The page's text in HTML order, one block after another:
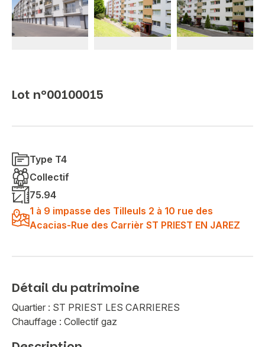
Lot n°00100015
Type T4
Collectif
75.94
1 à 9 impasse des Tilleuls 2 à 10 rue des
Acacias-Rue des Carrièr ST PRIEST EN JAREZ
Détail du patrimoine
Quartier : ST PRIEST LES CARRIERES
Chauffage : Collectif gaz